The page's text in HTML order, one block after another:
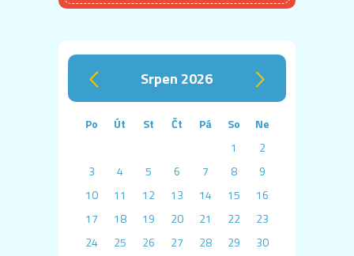
‹ srpen 2026 ›
Po Út St Čt Pá So
Ne
1
2
3
4 5 6 7 8
9
10
11 12 13 14 15
16
17
18 19 20 21 22
23
24
25 26 27 28 29
30